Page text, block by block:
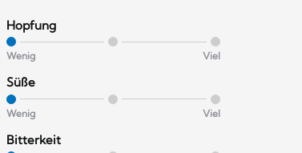
Hopfung
Wenig Viel
Süße
Wenig Viel
Bitterkeit